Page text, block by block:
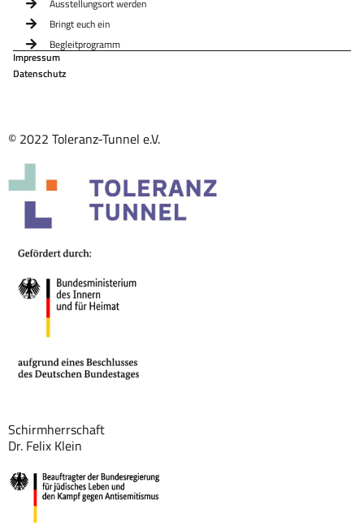
Ausstellungsort werden
Bringt euch ein
Begleitprogramm
Impressum
Datenschutz
© 2022 Toleranz-Tunnel e.V.
Schirmherrschaft
Dr. Felix Klein